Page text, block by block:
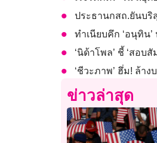
ประธานกสถ.ยันบริ
ทำเนียบคึก ‘อนุทิน’
‘นิด้าโพล’ ชี้ ‘สอ
‘ชีวะภาพ’ ฮึ่ม! ล้า
ข่าวล่าสุด